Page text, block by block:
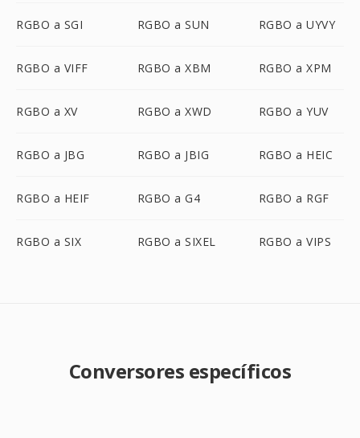
RGBO a SGI RGBO a SUN RGBO a UYVY
RGBO a VIFF RGBO a XBM RGBO a XPM
RGBO a XV RGBO a XWD RGBO a YUV
RGBO a JBG RGBO a JBIG RGBO a HEIC
RGBO a HEIF RGBO a G4 RGBO a RGF
RGBO a SIX RGBO a SIXEL RGBO a VIPS
Conversores específicos